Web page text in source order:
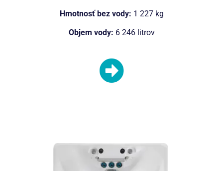
Hmotnosť bez vody: 1 227 kg
Objem vody: 6 246 litrov